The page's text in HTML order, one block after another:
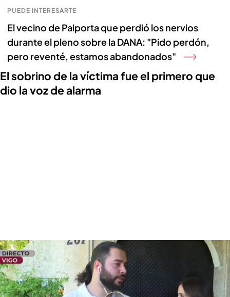
PUEDE INTERESARTE
El vecino de Paiporta que perdió los nervios
durante el pleno sobre la DANA: "Pido perdón,
pero reventé, estamos abandonados"
El sobrino de la víctima fue el primero que
dio la voz de alarma
Hablamos con el sobrino de la víctima quemada por su expareja
Rubén, sobrino de la víctima, explicaba cómo se
da cuenta del ataque a su tía:"Me desperté por un